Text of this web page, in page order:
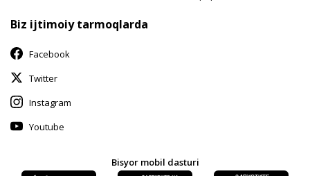
Biz ijtimoiy tarmoqlarda
Facebook
Twitter
Instagram
Youtube
Bisyor mobil dasturi